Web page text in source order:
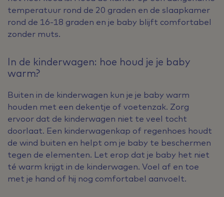
temperatuur rond de 20 graden en de slaapkamer
rond de 16-18 graden en je baby blijft comfortabel
zonder muts.
In de kinderwagen: hoe houd je je baby
warm?
Buiten in de kinderwagen kun je je baby warm
houden met een dekentje of voetenzak. Zorg
ervoor dat de kinderwagen niet te veel tocht
doorlaat. Een kinderwagenkap of regenhoes houdt
de wind buiten en helpt om je baby te beschermen
tegen de elementen. Let erop dat je baby het niet
té warm krijgt in de kinderwagen. Voel af en toe
met je hand of hij nog comfortabel aanvoelt.